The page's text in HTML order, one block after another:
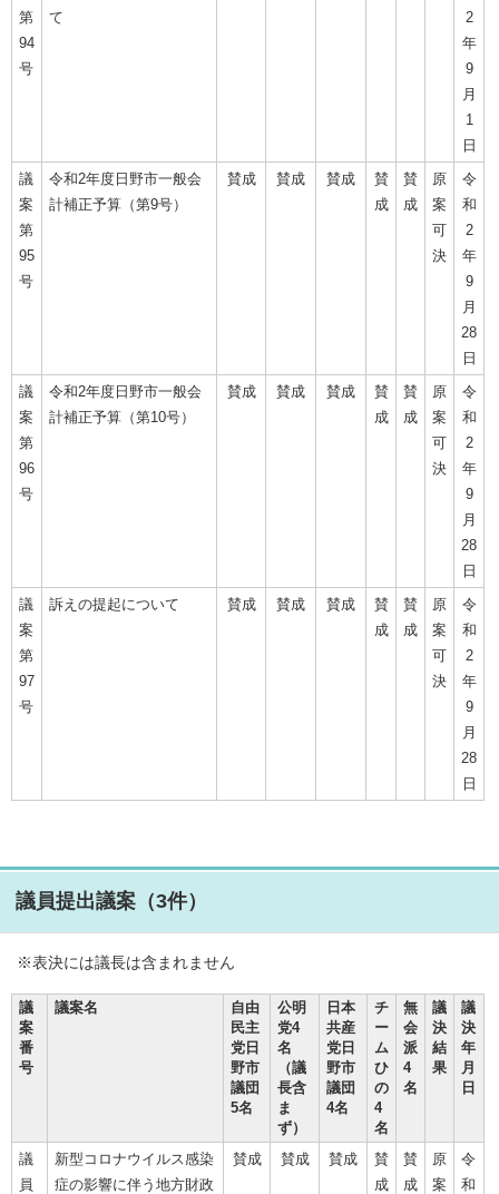
第
94
号
て
2
年
9
月
1
日
議
案
第
95
号
令和2年度日野市一般会
計補正予算（第9号）
賛成 賛成 賛成
賛
成
賛
成
原
案
可
決
令
和
2
年
9
月
28
日
議
案
第
96
号
令和2年度日野市一般会
計補正予算（第10号）
賛成 賛成 賛成
賛
成
賛
成
原
案
可
決
令
和
2
年
9
月
28
日
議
案
第
97
号
訴えの提起について 賛成 賛成 賛成
賛
成
賛
成
原
案
可
決
令
和
2
年
9
月
28
日
議員提出議案（3件）
※表決には議長は含まれません
議
案
番
号
議案名
自由
民主
党日
野市
議団
5名
公明
党4
名
（議
長含
ま
ず）
日本
共産
党日
野市
議団
4名
チ
ー
ム
ひ
の
4
名
無
会
派
4
名
議
決
結
果
議
決
年
月
日
議
員
新型コロナウイルス感染
症の影響に伴う地方財政
賛成 賛成 賛成
賛
成
賛
成
原
案
令
和